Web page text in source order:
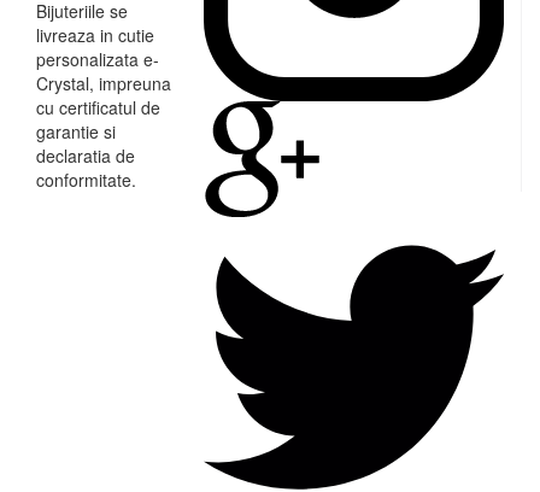
Bijuteriile se
livreaza in cutie
personalizata e-
Crystal, impreuna
cu certificatul de
garantie si
declaratia de
conformitate.